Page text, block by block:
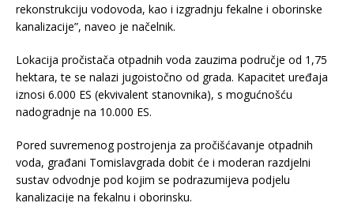
rekonstrukciju vodovoda, kao i izgradnju fekalne i oborinske
kanalizacije”, naveo je načelnik.
Lokacija pročistača otpadnih voda zauzima područje od 1,75
hektara, te se nalazi jugoistočno od grada. Kapacitet uređaja
iznosi 6.000 ES (ekvivalent stanovnika), s mogućnošću
nadogradnje na 10.000 ES.
Pored suvremenog postrojenja za pročišćavanje otpadnih
voda, građani Tomislavgrada dobit će i moderan razdjelni
sustav odvodnje pod kojim se podrazumijeva podjelu
kanalizacije na fekalnu i oborinsku.